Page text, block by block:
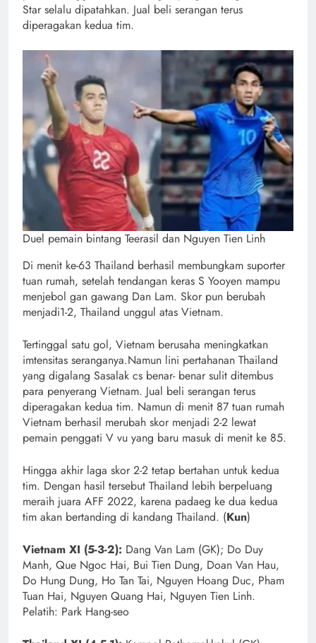
Star selalu dipatahkan. Jual beli serangan terus
diperagakan kedua tim.
Duel pemain bintang Teerasil dan Nguyen Tien Linh
Di menit ke-63 Thailand berhasil membungkam suporter
tuan rumah, setelah tendangan keras S Yooyen mampu
menjebol gan gawang Dan Lam. Skor pun berubah
menjadi1-2, Thailand unggul atas Vietnam.
Tertinggal satu gol, Vietnam berusaha meningkatkan
imtensitas seranganya.Namun lini pertahanan Thailand
yang digalang Sasalak cs benar- benar sulit ditembus
para penyerang Vietnam. Jual beli serangan terus
diperagakan kedua tim. Namun di menit 87 tuan rumah
Vietnam berhasil merubah skor menjadi 2-2 lewat
pemain penggati V vu yang baru masuk di menit ke 85.
Hingga akhir laga skor 2-2 tetap bertahan untuk kedua
tim. Dengan hasil tersebut Thailand lebih berpeluang
meraih juara AFF 2022, karena padaeg ke dua kedua
tim akan bertanding di kandang Thailand. (Kun)
Vietnam XI (5-3-2): Dang Van Lam (GK); Do Duy
Manh, Que Ngoc Hai, Bui Tien Dung, Doan Van Hau,
Do Hung Dung, Ho Tan Tai, Nguyen Hoang Duc, Pham
Tuan Hai, Nguyen Quang Hai, Nguyen Tien Linh.
Pelatih: Park Hang-seo